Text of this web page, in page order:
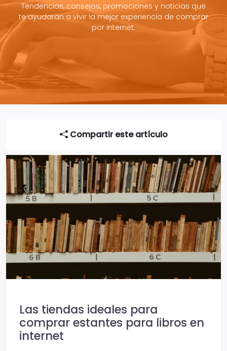
Tendencias, consejos, promociones y noticias que
te ayudaran a vivir la mejor experiencia de comprar
por internet.
Compartir este artículo
Las tiendas ideales para
comprar estantes para libros en
internet